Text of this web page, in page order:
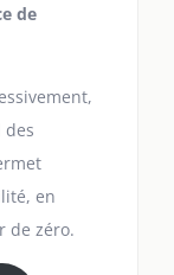
de
des
en
de zéro.